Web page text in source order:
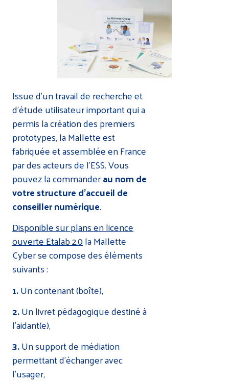
Issue d’un travail de recherche et
d’étude utilisateur important qui a
permis la création des premiers
prototypes, la Mallette est
fabriquée et assemblée en France
par des acteurs de l’ESS. Vous
pouvez la commanderau nom de
votre structure d’accueil de
conseiller numérique.
Disponible sur plans en licence
ouverte Etalab 2.0la Mallette
Cyber se compose des éléments
suivants :
1.Un contenant (boîte),
2.Un livret pédagogique destiné à
l’aidant(e),
3.Un support de médiation
permettant d’échanger avec
l’usager,